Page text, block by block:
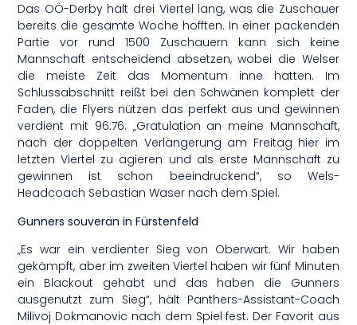
Das OÖ-Derby hält drei Viertel lang, was die Zuschauer
bereits die gesamte Woche hofften. In einer packenden
Partie vor rund 1500 Zuschauern kann sich keine
Mannschaft entscheidend absetzen, wobei die Welser
die meiste Zeit das Momentum inne hatten. Im
Schlussabschnitt reißt bei den Schwänen komplett der
Faden, die Flyers nützen das perfekt aus und gewinnen
verdient mit 96:76. „Gratulation an meine Mannschaft,
nach der doppelten Verlängerung am Freitag hier im
letzten Viertel zu agieren und als erste Mannschaft zu
gewinnen ist schon beeindruckend“, so Wels-
Headcoach Sebastian Waser nach dem Spiel.
Gunners souverän in Fürstenfeld
„Es war ein verdienter Sieg von Oberwart. Wir haben
gekämpft, aber im zweiten Viertel haben wir fünf Minuten
ein Blackout gehabt und das haben die Gunners
ausgenutzt zum Sieg“, hält Panthers-Assistant-Coach
Milivoj Dokmanovic nach dem Spiel fest. Der Favorit aus